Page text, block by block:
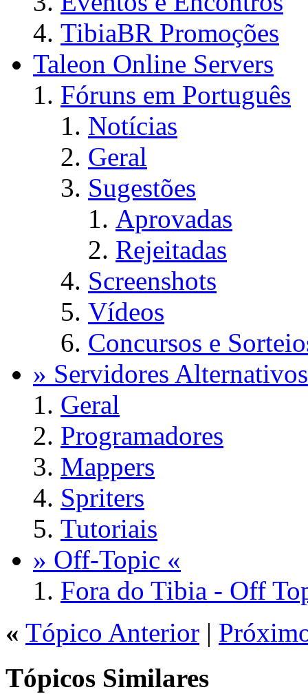
TibiaBR Promoções
Taleon Online Servers
Fóruns em Português
Notícias
Geral
Sugestões
Aprovadas
Rejeitadas
Screenshots
Vídeos
Concursos e
» Servidores
Geral
Programadores
Mappers
Spriters
Tutoriais
» Off-Topic «
Fora do Tibia - Off
« Tópico Anterior |
Tópicos Similares